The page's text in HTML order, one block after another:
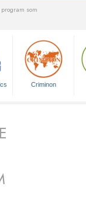
som
Criminon